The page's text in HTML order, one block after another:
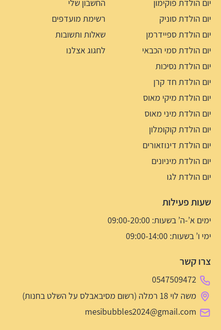
יום הולדת פוקימון
יום הולדת סוניק
יום הולדת ספיידרמן
יום הולדת סמי הכבאי
יום הולדת נסיכות
יום הולדת חד קרן
יום הולדת מיקי מאוס
יום הולדת מיני מאוס
יום הולדת קוקומלון
יום הולדת דינוזאורים
יום הולדת מיניונים
יום הולדת לגו
החשבון שלי
רשימת מועדפים
שאלות ותשובות
לחגוג אצלנו
שעות פעילות
ימים א’-ה’ בשעות: 09:00-20:00
ימי ו’ בשעות: 09:00-14:00
צרו קשר
0547509472
משה לוי 18 רמלה (רשום מסיבאבלס על השלט בחנות)
mesibubbles2024@gmail.com